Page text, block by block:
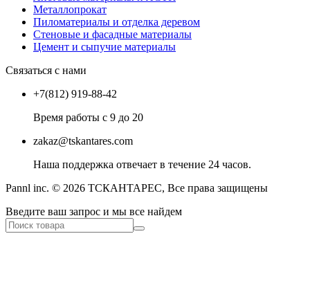
Металлопрокат
Пиломатериалы и отделка деревом
Стеновые и фасадные материалы
Цемент и сыпучие материалы
Связаться с нами
+7(812) 919-88-42
Время работы с 9 до 20
zakaz@tskantares.com
Наша поддержка отвечает в течение 24 часов.
Pannl inc. © 2026 ТСКАНТАРЕС, Все права защищены
Введите ваш запрос и мы все найдем